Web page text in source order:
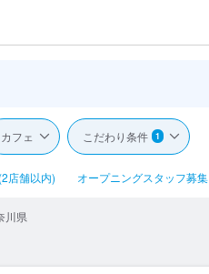
カフェ こだわり条件 1
店舗以内) オープニングスタッフ募集
川県